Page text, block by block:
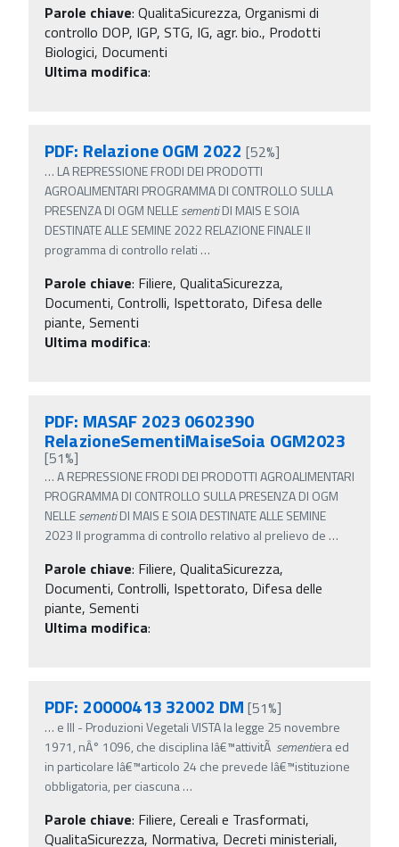
Parole chiave: QualitaSicurezza, Organismi di
controllo DOP, IGP, STG, IG, agr. bio., Prodotti
Biologici, Documenti
Ultima modifica:
PDF: Relazione OGM 2022 [52%]
… LA REPRESSIONE FRODI DEI PRODOTTI
AGROALIMENTARI PROGRAMMA DI CONTROLLO SULLA
PRESENZA DI OGM NELLEsementiDI MAIS E SOIA
DESTINATE ALLE SEMINE 2022 RELAZIONE FINALE Il
programma di controllo relati …
Parole chiave: Filiere, QualitaSicurezza,
Documenti, Controlli, Ispettorato, Difesa delle
piante, Sementi
Ultima modifica:
PDF: MASAF 2023 0602390
RelazioneSementiMaiseSoia OGM2023
[51%]
…A REPRESSIONE FRODI DEI PRODOTTI AGROALIMENTARI
PROGRAMMA DI CONTROLLO SULLA PRESENZA DI OGM
NELLEsementiDI MAIS E SOIA DESTINATE ALLE SEMINE
2023 Il programma di controllo relativo al prelievo de …
Parole chiave: Filiere, QualitaSicurezza,
Documenti, Controlli, Ispettorato, Difesa delle
piante, Sementi
Ultima modifica:
PDF: 20000413 32002 DM [51%]
… e III - Produzioni Vegetali VISTA la legge 25 novembre
1971, nÂ° 1096, che disciplina lâ€™attivitÃ sementiera ed
in particolare lâ€™articolo 24 che prevede lâ€™istituzione
obbligatoria, per ciascuna…
Parole chiave: Filiere, Cereali e Trasformati,
QualitaSicurezza, Normativa, Decreti ministeriali,